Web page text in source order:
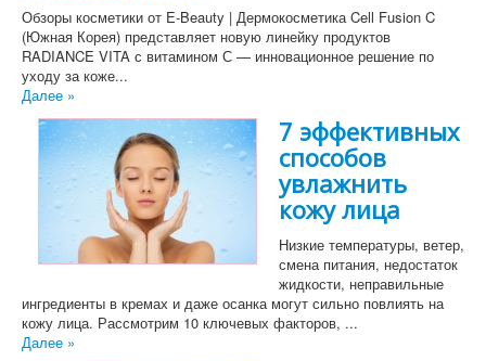
Обзоры косметики от E-Beauty | Дермокосметика Cell Fusion C
(Южная Корея) представляет новую линейку продуктов
RADIANCE VITA с витамином С — инновационное решение по
уходу за коже...
Далее »
7 эффективных
способов
увлажнить
кожу лица
Низкие температуры, ветер,
смена питания, недостаток
жидкости, неправильные
ингредиенты в кремах и даже осанка могут сильно повлиять на
кожу лица. Рассмотрим 10 ключевых факторов, ...
Далее »